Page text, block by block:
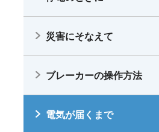
災害にそなえて
ブレーカーの操作方法
電気が届くまで